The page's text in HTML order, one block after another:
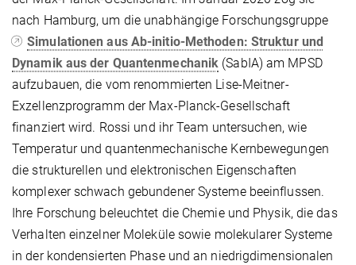
nach Hamburg, um die unabhängige Forschungsgruppe
Simulationen aus Ab-initio-Methoden: Struktur und
Dynamik aus der Quantenmechanik (SabIA) am MPSD
aufzubauen, die vom renommierten Lise-Meitner-
Exzellenzprogramm der Max-Planck-Gesellschaft
finanziert wird. Rossi und ihr Team untersuchen, wie
Temperatur und quantenmechanische Kernbewegungen
die strukturellen und elektronischen Eigenschaften
komplexer schwach gebundener Systeme beeinflussen.
Ihre Forschung beleuchtet die Chemie und Physik, die das
Verhalten einzelner Moleküle sowie molekularer Systeme
in der kondensierten Phase und an niedrigdimensionalen